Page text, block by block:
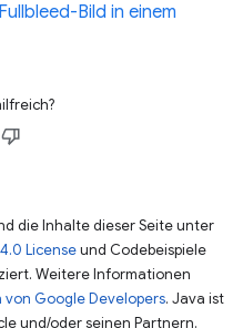
Bild in einem
die Inhalte dieser Seite unter
Licenseund Codebeispiele
Weitere Informationen
Google Developers. Java ist
und/oder seinen Partnern.